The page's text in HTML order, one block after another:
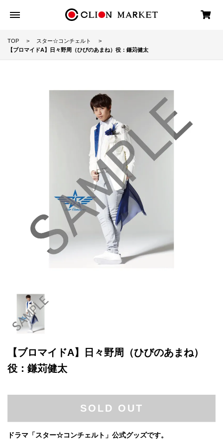
TOP
スター☆コンチェルト
【ブロマイドA】日々野周（ひびのあまね）役：鎌苅健太
【ブロマイドA】日々野周（ひびのあまね）
役：鎌苅健太
SOLD OUT
ドラマ「スター☆コンチェルト」公式グッズです。